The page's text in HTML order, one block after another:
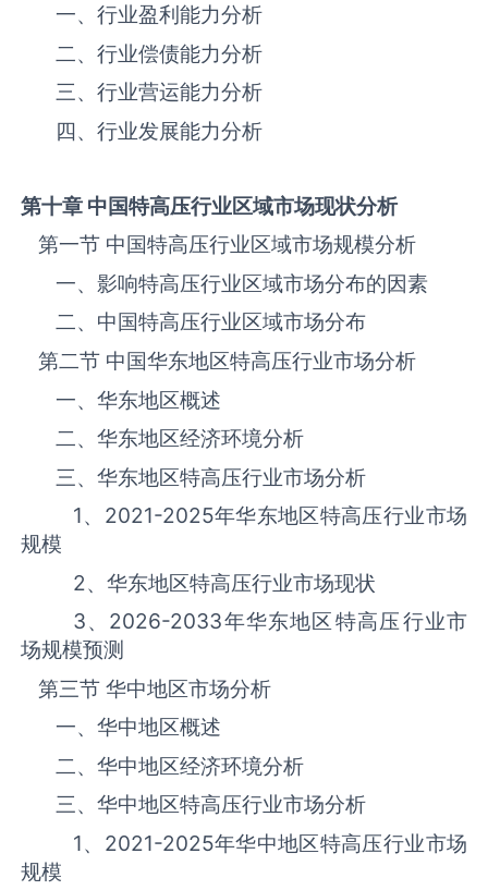
一、行业盈利能力分析
二、行业偿债能力分析
三、行业营运能力分析
四、行业发展能力分析
第十章 中国特高压行业区域市场现状分析
第一节 中国‌‌‌‌特高压‌‌‌‌‌‌‌‌‌‌‌‌‌行业区域市场规模分析
一、影响‌‌‌‌特高压‌‌‌‌‌‌‌‌‌‌‌‌‌行业区域市场分布的因素
二、中国‌‌‌‌特高压‌‌‌‌‌‌‌‌‌‌‌‌‌行业区域市场分布
第二节 中国华东地区‌‌‌‌特高压‌‌‌‌‌‌‌‌‌‌‌‌‌行业市场分析
一、华东地区概述
二、华东地区经济环境分析
三、华东地区‌‌‌‌特高压‌‌‌‌‌‌‌‌‌‌‌‌‌行业市场分析
1、 2021-2025年华东地区‌‌‌‌特高压‌‌‌‌‌‌‌‌‌‌‌‌‌行业市场
规模
2、华东地区‌‌‌‌特高压‌‌‌‌‌‌‌‌‌‌‌‌‌行业市场现状
3、 2026-2033年华东地区‌‌‌‌特高压‌‌‌‌‌‌‌‌‌‌‌‌‌行业市
场规模预测
第三节 华中地区市场分析
一、华中地区概述
二、华中地区经济环境分析
三、华中地区‌‌‌‌特高压‌‌‌‌‌‌‌‌‌‌‌‌‌行业市场分析
1、 2021-2025年华中地区‌‌‌‌特高压‌‌‌‌‌‌‌‌‌‌‌‌‌行业市场
规模